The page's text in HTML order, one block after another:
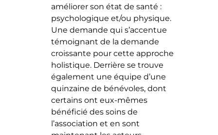
améliorer son état de santé :
psychologique et/ou physique.
Une demande qui s’accentue
témoignant de la demande
croissante pour cette approche
holistique. Derrière se trouve
également une équipe d’une
quinzaine de bénévoles, dont
certains ont eux-mêmes
bénéficié des soins de
l’association et en sont